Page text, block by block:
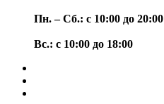
Пн. – Сб.: с 10:00 до 20:00
Вс.: с 10:00 до 18:00